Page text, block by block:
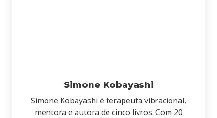
Simone Kobayashi
Simone Kobayashi é terapeuta vibracional,
mentora e autora de cinco livros. Com 20